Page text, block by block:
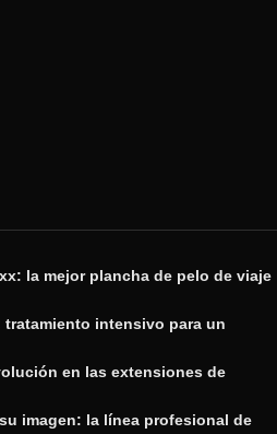
la mejor plancha de pelo de viaje
tratamiento intensivo para un
en las extensiones de
imagen: la línea profesional de